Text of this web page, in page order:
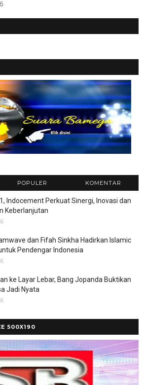
POPULER KOMENTAR
Indocement Perkuat Sinergi, Inovasi dan
Keberlanjutan
dan Fifah Sinkha Hadirkan Islamic
Pendengar Indonesia
ke Layar Lebar, Bang Jopanda Buktikan
Jadi Nyata
500X190